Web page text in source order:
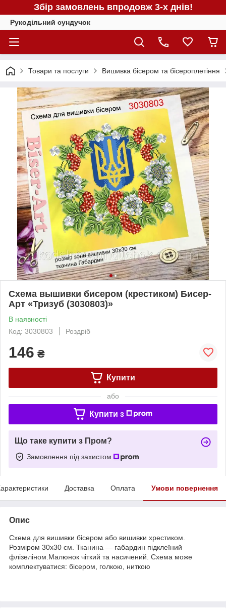
Збір замовлень впродовж 3-х днів!
Рукодільний сундучок
Товари та послуги Вишивка бісером та бісероплетіння
Схема вышивки бисером (крестиком) Бисер-
Арт «Тризуб (3030803)»
В наявності
Код: 3030803
Роздріб
146 ₴
Купити
або
Купити з
Що таке купити з Пром?
Замовлення під захистом
Доставка Оплата Умови повернення
Опис
Схема для вишивки бісером або вишивки хрестиком.
Розміром 30х30 см. Тканина — габардин підклеїний
флізеліном.Малюнок чіткий та насичений. Схема може
комплектуватися: бісером, голкою, ниткою